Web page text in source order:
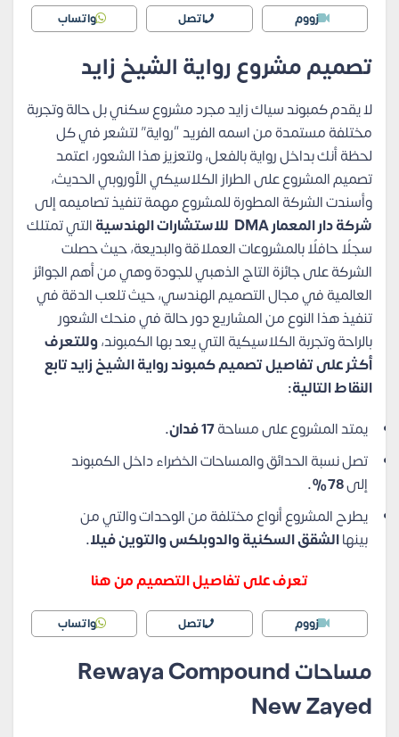
زووم اتصل واتساب
تصميم مشروع رواية الشيخ زايد
لا يقدم كمبوند سياك زايد مجرد مشروع سكني بل حالة وتجربة
مختلفة مستمدة من اسمه الفريد “رواية” لتشعر في كل
لحظة أنك بداخل رواية بالفعل، ولتعزيز هذا الشعور، اعتمد
تصميم المشروع على الطراز الكلاسيكي الأوروبي الحديث،
وأسندت الشركة المطورة للمشروع مهمة تنفيذ تصاميمه إلى
شركة دار المعمارDMA للاستشارات الهندسيةالتي تمتلك
سجلًا حافلًا بالمشروعات العملاقة والبديعة، حيث حصلت
الشركة على جائزة التاج الذهبي للجودة وهي من أهم الجوائز
العالمية في مجال التصميم الهندسي، حيث تلعب الدقة في
تنفيذ هذا النوع من المشاريع دور حالة في منحك الشعور
بالراحة وتجربة الكلاسيكية التي يعد بها الكمبوند،وللتعرف
أكثر على تفاصيل تصميم كمبوند رواية الشيخ زايد تابع
النقاط التالية:
يمتد المشروع على مساحة17 فدان.
تصل نسبة الحدائق والمساحات الخضراء داخل الكمبوند
إلى78%.
يطرح المشروع أنواع مختلفة من الوحدات والتي من
بينهاالشقق السكنية والدوبلكس والتوين فيلا.
تعرف على تفاصيل التصميم من هنا
زووم اتصل واتساب
مساحاتRewaya Compound
New Zayed